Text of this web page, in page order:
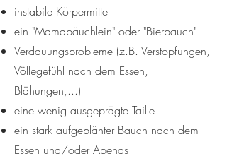
instabile Körpermitte
ein "Mamabäuchlein" oder "Bierbauch"
Verdauungsprobleme (z.B. Verstopfungen,
Völlegefühl nach dem Essen,
Blähungen,...)
eine wenig ausgeprägte Taille
ein stark aufgeblähter Bauch nach dem
Essen und/oder Abends